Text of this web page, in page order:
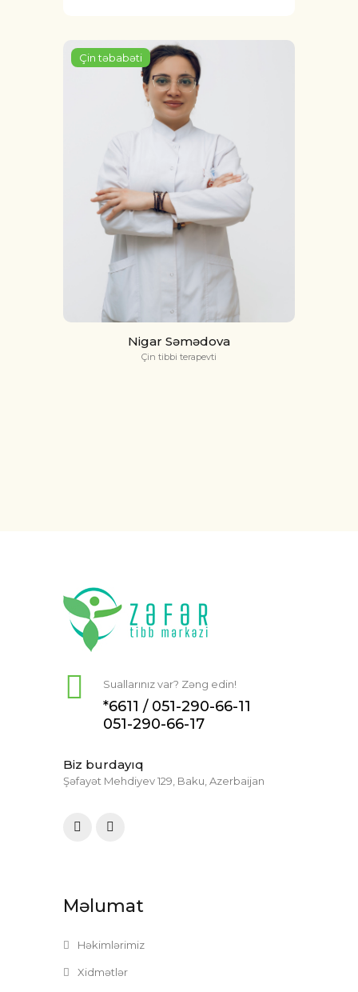
Nigar Səmədova
Çin təbabəti
Çin tibbi terapevti
Suallarınız var? Zəng edin!
*6611 / 051-290-66-11
051-290-66-17
Biz burdayıq
Şəfayət Mehdiyev 129, Baku, Azerbaijan
Məlumat
Həkimlərimiz
Xidmətlər